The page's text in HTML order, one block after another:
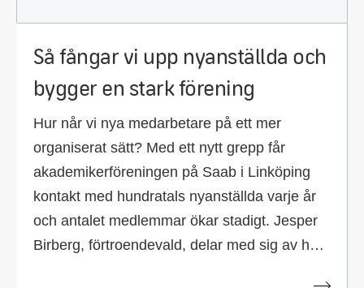
Så fångar vi upp nyanställda och
bygger en stark förening
Hur når vi nya medarbetare på ett mer
organiserat sätt? Med ett nytt grepp får
akademikerföreningen på Saab i Linköping
kontakt med hundratals nyanställda varje år
och antalet medlemmar ökar stadigt. Jesper
Birberg, förtroendevald, delar med sig av hur